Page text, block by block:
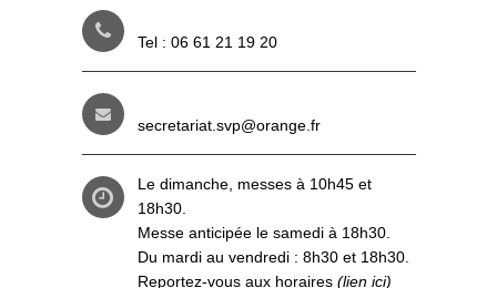
Tel : 06 61 21 19 20
secretariat.svp@orange.fr
Le dimanche, messes à 10h45 et
18h30.
Messe anticipée le samedi à 18h30.
Du mardi au vendredi : 8h30 et 18h30.
Reportez-vous aux horaires (lien ici)